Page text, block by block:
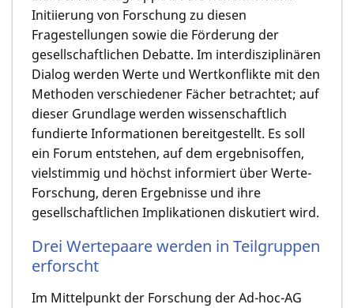
Initiierung von Forschung zu diesen
Fragestellungen sowie die Förderung der
gesellschaftlichen Debatte. Im interdisziplinären
Dialog werden Werte und Wertkonflikte mit den
Methoden verschiedener Fächer betrachtet; auf
dieser Grundlage werden wissenschaftlich
fundierte Informationen bereitgestellt. Es soll
ein Forum entstehen, auf dem ergebnisoffen,
vielstimmig und höchst informiert über Werte-
Forschung, deren Ergebnisse und ihre
gesellschaftlichen Implikationen diskutiert wird.
Drei Wertepaare werden in Teilgruppen
erforscht
Im Mittelpunkt der Forschung der Ad-hoc-AG